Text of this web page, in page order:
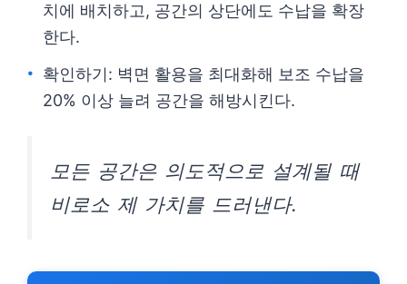
치에 배치하고, 공간의 상단에도 수납을 확장
한다.
확인하기: 벽면 활용을 최대화해 보조 수납을
20% 이상 늘려 공간을 해방시킨다.
모든 공간은 의도적으로 설계될 때
비로소 제 가치를 드러낸다.